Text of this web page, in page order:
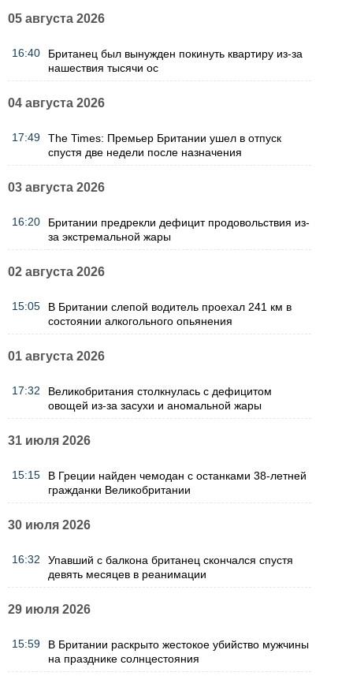
05 августа 2026
16:40
Британец был вынужден покинуть квартиру из-за
нашествия тысячи ос
04 августа 2026
17:49
The Times: Премьер Британии ушел в отпуск
спустя две недели после назначения
03 августа 2026
16:20
Британии предрекли дефицит продовольствия из-
за экстремальной жары
02 августа 2026
15:05
В Британии слепой водитель проехал 241 км в
состоянии алкогольного опьянения
01 августа 2026
17:32
Великобритания столкнулась с дефицитом
овощей из-за засухи и аномальной жары
31 июля 2026
15:15
В Греции найден чемодан с останками 38-летней
гражданки Великобритании
30 июля 2026
16:32
Упавший с балкона британец скончался спустя
девять месяцев в реанимации
29 июля 2026
15:59
В Британии раскрыто жестокое убийство мужчины
на празднике солнцестояния